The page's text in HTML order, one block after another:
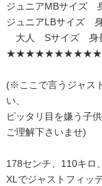
ジュニアMBサイズ
ジュニアLBサイズ
大人 Sサイズ 身
(※ここで言うジャス
い、
ピッタリ目を嫌う子
ご理解下さいませ)
178センチ、110キロ
XLでジャストフィッ